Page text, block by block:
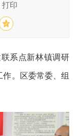
打印
系点新林镇调研
。区委常委、组